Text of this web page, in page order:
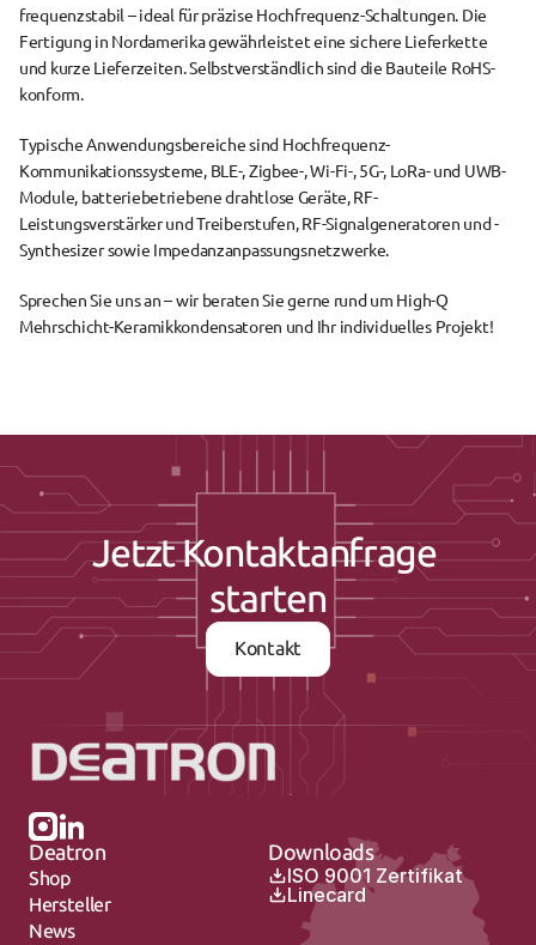
Fertigung in Nordamerika gewährleistet eine sichere Lieferkette
und kurze Lieferzeiten. Selbstverständlich sind die Bauteile RoHS-
konform.
Typische Anwendungsbereiche sind Hochfrequenz-
Kommunikationssysteme, BLE-, Zigbee-, Wi-Fi-, 5G-, LoRa- und UWB-
Module, batteriebetriebene drahtlose Geräte, RF-
Leistungsverstärker und Treiberstufen, RF-Signalgeneratoren und -
Synthesizer sowie Impedanzanpassungsnetzwerke.
Sprechen Sie uns an – wir beraten Sie gerne rund um High-Q
Mehrschicht-Keramikkondensatoren und Ihr individuelles Projekt!
Jetzt Kontaktanfrage
starten
Kontakt
Deatron
Shop
Hersteller
News
Downloads
ISO 9001 Zertifikat
Linecard